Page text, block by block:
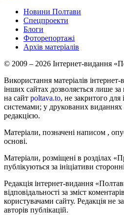
Новини Полтави
Спецпроекти
Блоги
Фоторепортажі
Архів матеріалів
© 2009 – 2026 Інтернет-видання
Використання матеріалів
інших сайтах дозволяється лише за
на сайт poltava.to, не закритого для
системами; у друкованих
редакцією.
Матеріали, позначені написом ,
основі.
Матеріали, розміщені в розділах
публікуються за ініціативи
Редакція інтернет-видання
відповідальності за зміст
користувачами сайту. Редакція не
авторів публікацій.